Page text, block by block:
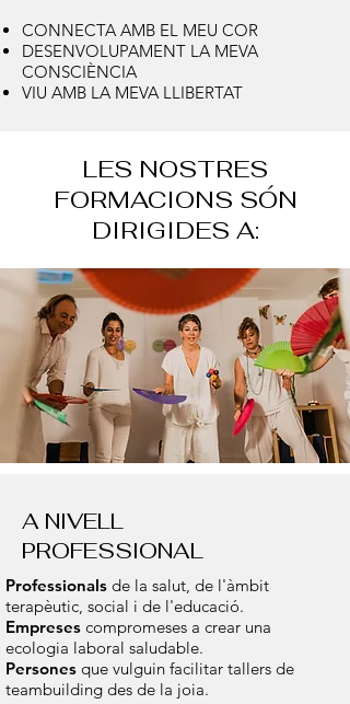
CONNECTA AMB EL MEU COR
DESENVOLUPAMENT LA MEVA
CONSCIÈNCIA
VIU AMB LA MEVA LLIBERTAT
LES NOSTRES
FORMACIONS SÓN
DIRIGIDES A:
A NIVELL
PROFESSIONAL
Professionals de la salut, de l'àmbit
terapèutic, social i de l'educació.
Empreses compromeses a crear una
ecologia laboral saludable.
Persones que vulguin facilitar tallers de
teambuilding des de la joia.